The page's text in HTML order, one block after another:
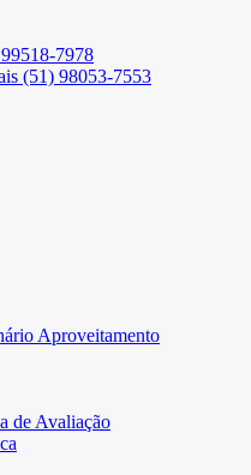
7978
(51) 98053-7553
Aproveitamento
de Avaliação